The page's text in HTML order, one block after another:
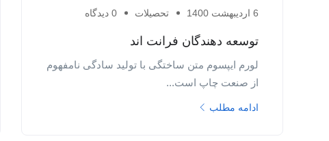
6 اردیبهشت 1400 تحصیلات 0 دیدگاه
توسعه دهندگان فرانت اند
لورم ایپسوم متن ساختگی با تولید سادگی نامفهوم
از صنعت چاپ است...
ادامه مطلب